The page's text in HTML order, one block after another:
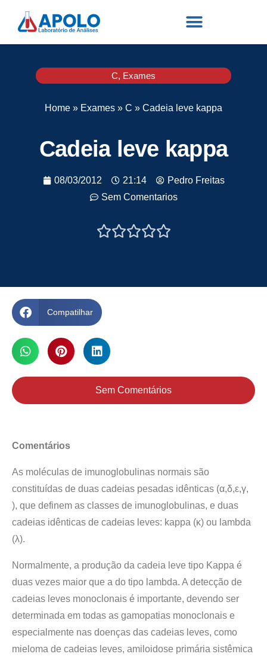
C, Exames
Home » Exames » C » Cadeia leve kappa
Cadeia leve kappa
08/03/2012 21:14
Pedro Freitas
Sem Comentarios

Compatilhar
Sem Comentários
Comentários
As moléculas de imunoglobulinas normais são
constituídas de duas cadeias pesadas idênticas (α,δ,ε,γ,
), que definem as classes de imunoglobulinas, e duas
cadeias idênticas de cadeias leves: kappa (κ) ou lambda
(λ).
Normalmente, a produção da cadeia leve tipo Kappa é
duas vezes maior que a do tipo lambda. A detecção de
cadeias leves monoclonais é importante, devendo ser
determinada em todas as gamopatias monoclonais e
especialmente nas doenças das cadeias leves, como
mieloma de cadeias leves, amiloidose primária sistêmica